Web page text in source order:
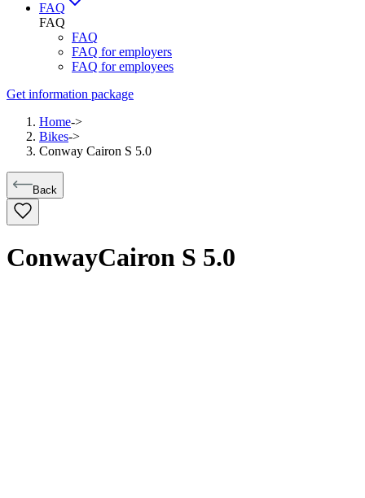
FAQ
FAQ
FAQ
FAQ for employers
FAQ for employees
Get information package
Home->
Bikes->
Conway Cairon S 5.0
Back
ConwayCairon S 5.0